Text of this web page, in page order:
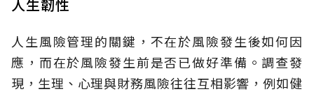
人生韌性
人生風險管理的關鍵，不在於風險發生後如何因
應，而在於風險發生前是否已做好準備。調查發
現，生理、心理與財務風險往往互相影響，例如健